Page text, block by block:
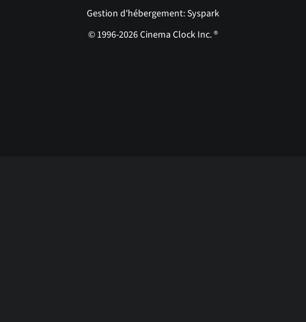
Gestion d'hébergement: Syspark
© 1996-2026 Cinema Clock Inc. ®